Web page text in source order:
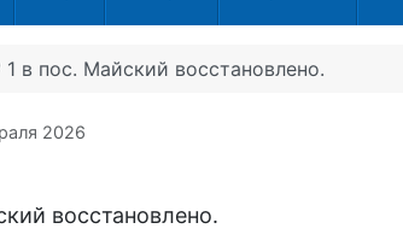
пос. Майский восстановлено.
2026
восстановлено.